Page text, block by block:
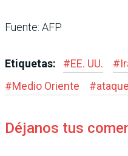
Fuente: AFP
Etiquetas: #EE. UU. #
#Medio Oriente #
Déjanos tus